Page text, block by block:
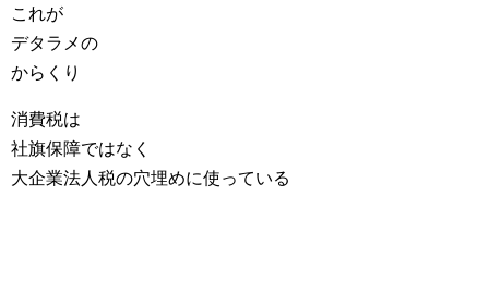
これが
デタラメの
からくり
消費税は
社旗保障ではなく
大企業法人税の穴埋めに使っている